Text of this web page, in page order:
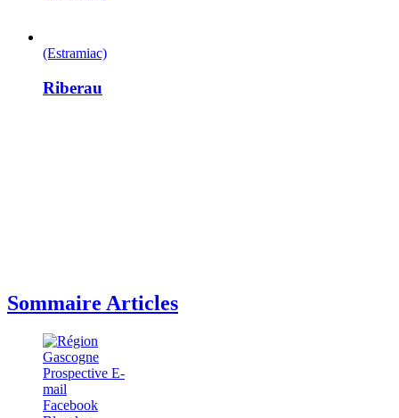
(Estramiac)
Riberau
Sommaire Articles